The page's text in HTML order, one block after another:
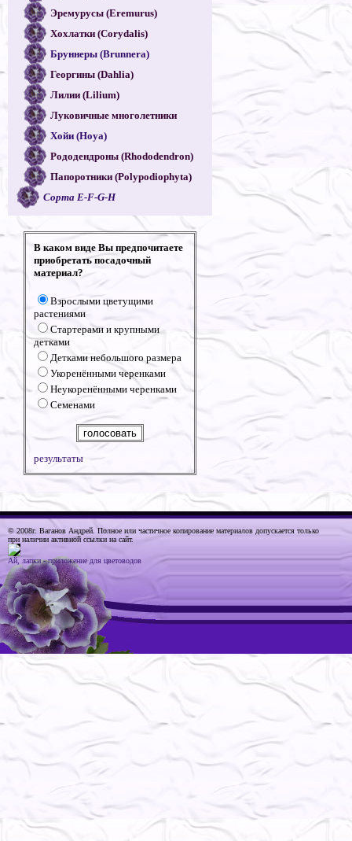
Эремурусы (Eremurus)
Хохлатки (Corydalis)
Бруннеры (Brunnera)
Георгины (Dahlia)
Лилии (Lilium)
Луковичные многолетники
Хойи (Hoya)
Рододендроны (Rhododendron)
Папоротники (Polypodiophyta)
Сорта E-F-G-H
В каком виде Вы предпочитаете
приобретать посадочный
материал?
Взрослыми цветущими
растениями
Стартерами и крупными
детками
Детками небольшого размера
Укоренёнными черенками
Неукоренёнными черенками
Семенами
результаты
© 2008г. Ваганов Андрей . Полное или частичное копирование материалов допускается только
при наличии активной ссылки на сайт.
Ай, лапки - приложение для цветоводов